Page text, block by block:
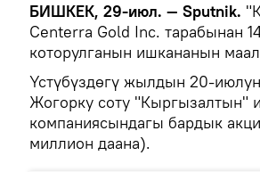
БИШКЕК, 29-июл. — Sputnik.
Centerra Gold Inc. тарабынан
которулганын ишкананын
Үстүбүздөгү жылдын 20-
Жогорку соту "Кыргызалтын"
компаниясындагы бардык
миллион даана).